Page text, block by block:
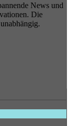
News und
Die